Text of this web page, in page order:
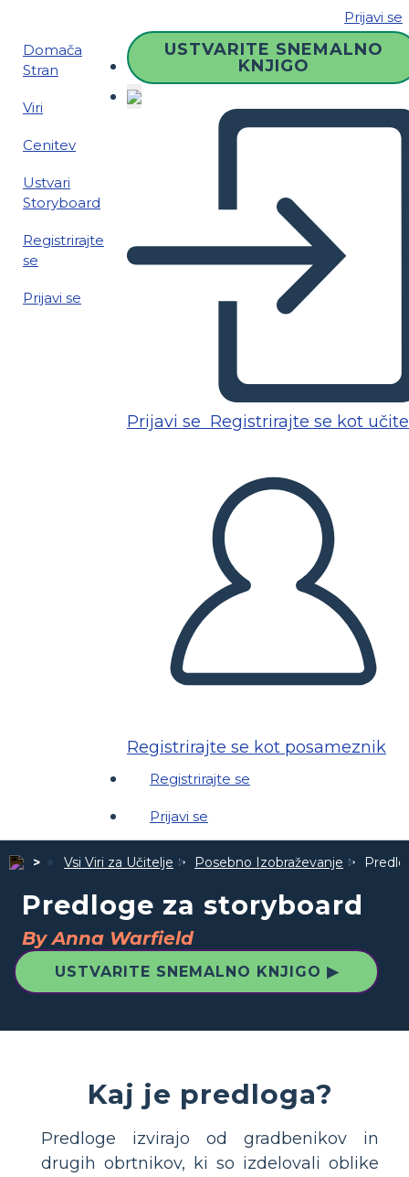
Prijavi se
Domača
Stran
Viri
Cenitev
Ustvari
Storyboard
Registrirajte
se
Prijavi se
USTVARITE SNEMALNO
KNJIGO
Prijavi se Registrirajte se kot
Registrirajte se kot posameznik
Registrirajte se
Prijavi se
Vsi Viri za Učitelje Posebno Izobraževanje
Predloge za storyboard
By Anna Warfield
USTVARITE SNEMALNO KNJIGO ▶
Kaj je predloga?
Predloge izvirajo od gradbenikov in
drugih obrtnikov, ki so izdelovali oblike